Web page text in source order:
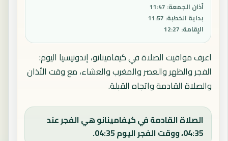
أذان الجمعة:
11:47
بداية الخطبة:
11:57
الإقامة:
12:27
اعرف مواقيت الصلاة في كيفامينانو، إندونيسيا اليوم:
الفجر والظهر والعصر والمغرب والعشاء، مع وقت الأذان
والصلاة القادمة واتجاه القبلة.
الصلاة القادمة في كيفامينانو هي الفجر عند
04:35، ووقت الفجر اليوم 04:35.